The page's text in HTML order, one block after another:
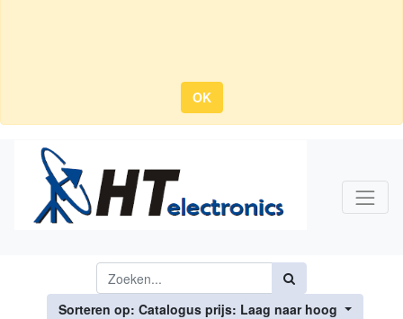
OK
Sorteren op: Catalogus prijs: Laag naar hoog